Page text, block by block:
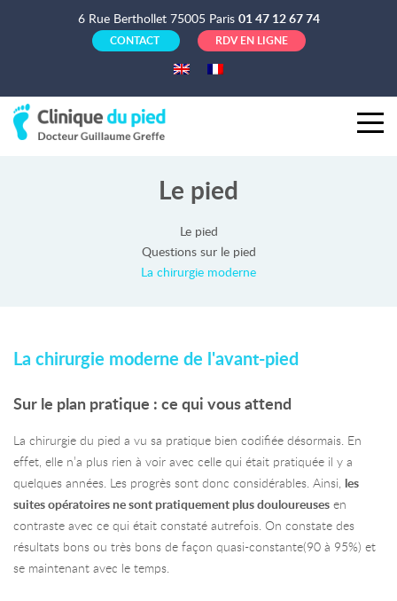
6 Rue Berthollet 75005 Paris 01 47 12 67 74
CONTACT RDV EN LIGNE
Le pied
Le pied
Questions sur le pied
La chirurgie moderne
La chirurgie moderne de l'avant-pied
Sur le plan pratique : ce qui vous attend
La chirurgie du pied a vu sa pratique bien codifiée désormais. En
effet, elle n’a plus rien à voir avec celle qui était pratiquée il y a
quelques années. Les progrès sont donc considérables. Ainsi, les
suites opératoires ne sont pratiquement plus douloureuses en
contraste avec ce qui était constaté autrefois. On constate des
résultats bons ou très bons de façon quasi-constante(90 à 95%) et
se maintenant avec le temps.